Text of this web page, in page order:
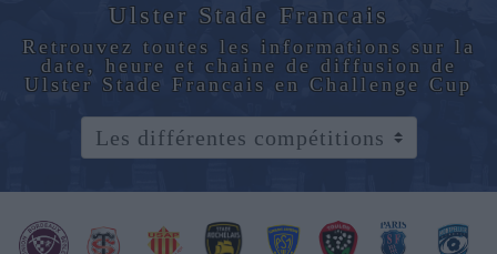
Ulster Stade Francais
Retrouvez toutes les informations sur la
date, heure et chaine de diffusion de
Ulster Stade Francais en Challenge Cup